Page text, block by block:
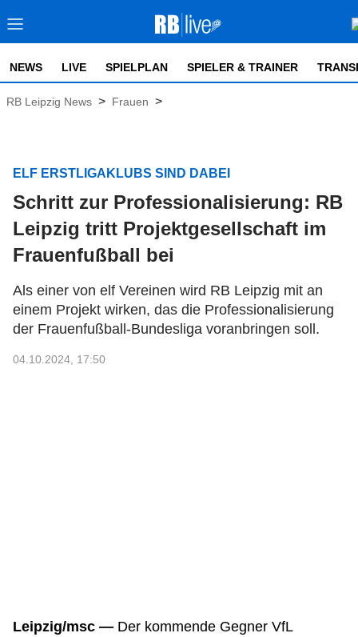
NEWS LIVE SPIELPLAN SPIELER & TRAINER
RB Leipzig News > Frauen >
ELF ERSTLIGAKLUBS SIND DABEI
Schritt zur Professionalisierung: RB
Leipzig tritt Projektgesellschaft im
Frauenfußball bei
Als einer von elf Vereinen wird RB Leipzig mit an
einem Projekt wirken, das die Professionalisierung
der Frauenfußball-Bundesliga voranbringen soll.
04.10.2024, 17:50
Leipzig/msc — Der kommende Gegner VfL